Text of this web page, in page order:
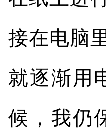
接在电脑
就逐渐用
候，我仍